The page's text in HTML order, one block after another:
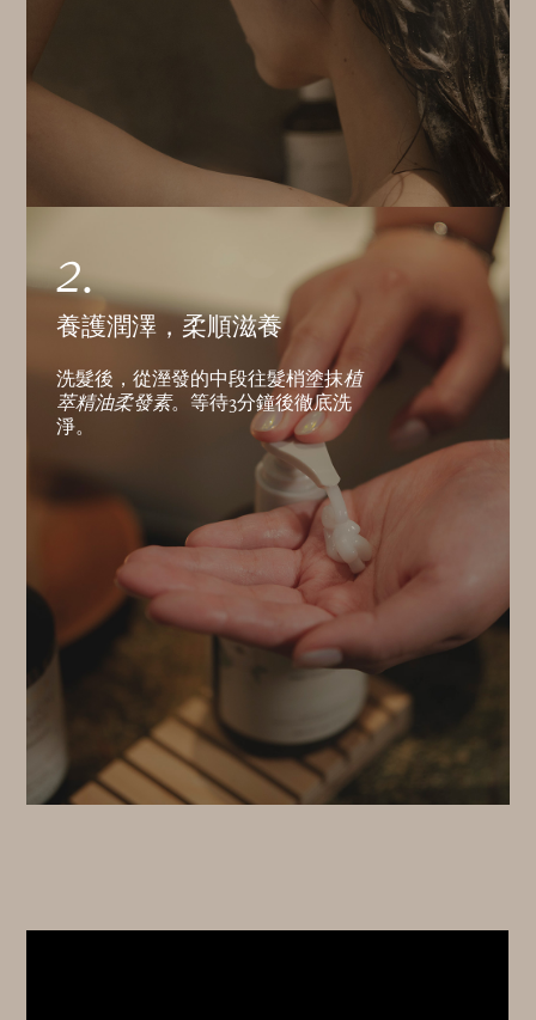
2.
養護潤澤，柔順滋養
洗髮後，從溼發的中段往髮梢塗抹植
萃精油柔發素。等待3分鐘後徹底洗
淨。